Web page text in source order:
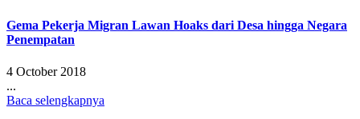
Gema Pekerja Migran Lawan Hoaks dari Desa hingga Negara
Penempatan
4 October 2018
...
Baca selengkapnya